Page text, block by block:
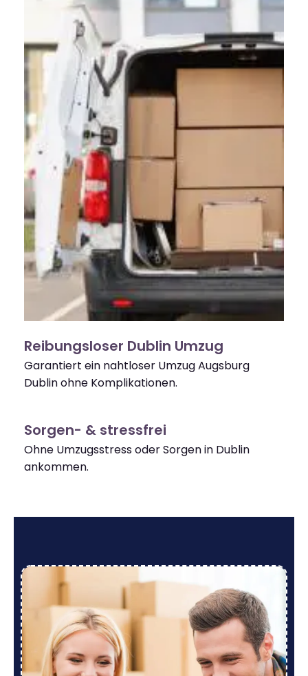
Reibungsloser Dublin Umzug
Garantiert ein nahtloser Umzug Augsburg
Dublin ohne Komplikationen.
Sorgen- & stressfrei
Ohne Umzugsstress oder Sorgen in Dublin
ankommen.